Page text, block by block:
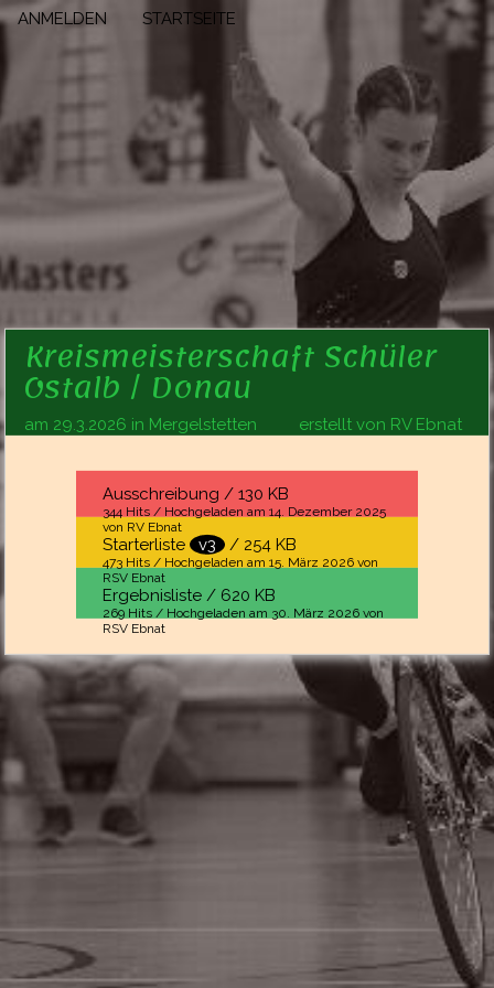
ANMELDEN STARTSEITE
Kreismeisterschaft Schüler
Ostalb / Donau
am 29.3.2026 in Mergelstetten erstellt von RV Ebnat
Ausschreibung / 130 KB
344 Hits / Hochgeladen am 14. Dezember 2025
von RV Ebnat
Starterliste v3 / 254 KB
473 Hits / Hochgeladen am 15. März 2026 von
RSV Ebnat
Ergebnisliste / 620 KB
269 Hits / Hochgeladen am 30. März 2026 von
RSV Ebnat